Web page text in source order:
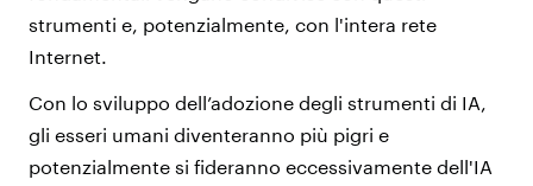
strumenti e, potenzialmente, con l'intera rete
Internet.
Con lo sviluppo dell’adozione degli strumenti di IA,
gli esseri umani diventeranno più pigri e
potenzialmente si fideranno eccessivamente dell'IA